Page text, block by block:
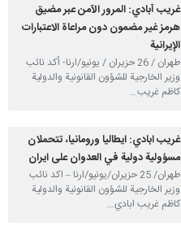
غريب آبادي: المرور الآمن عبر مضيق
هرمز غير مضمون دون مراعاة الاعتبارات
الإيرانية
طهران / 26 حزيران / يونيو/ارنا- أكد نائب
وزير الخارجية للشؤون القانونية والدولية
كاظم غريب…
غريب ابادي: ايطاليا ورومانيا، تتحملان
مسؤولية دولية في العدوان على ايران
طهران/ 25 حزيران/يونيو/ارنا – اكد نائب
وزير الخارجية للشؤون القانونية والدولية
كاظم غريب ابادي…